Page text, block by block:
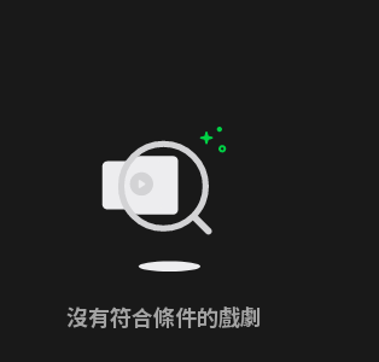
沒有符合條件的戲劇